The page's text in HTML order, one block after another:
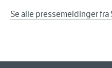
Se alle pressemeldinger fra